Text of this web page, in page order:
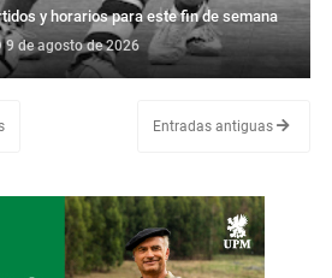
y horarios para este fin de semana
9 de agosto de 2026
Entradas antiguas